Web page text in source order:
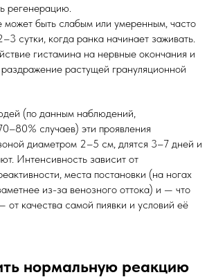
регенерацию.
быть слабым или умеренным, часто
сутки, когда ранка начинает заживать.
гистамина на нервные окончания и
растущей грануляционной
(по данным наблюдений,
случаев) эти проявления
диаметром 2–5 см, длятся 3–7 дней и
Интенсивность зависит от
места постановки (на ногах
из-за венозного оттока) и — что
качества самой пиявки и условий её
нормальную реакцию